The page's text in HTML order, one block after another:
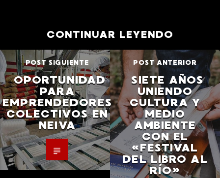
CONTINUAR LEYENDO
POST SIGUIENTE
OPORTUNIDAD
PARA
EMPRENDEDORES
COLECTIVOS EN
NEIVA
POST ANTERIOR
SIETE AÑOS
UNIENDO
CULTURA Y
MEDIO
AMBIENTE
CON EL
«FESTIVAL
DEL LIBRO AL
RÍO»